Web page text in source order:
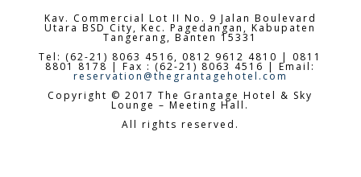
Kav. Commercial Lot II No. 9 Jalan Boulevard
Utara BSD City,Kec. Pagedangan, Kabupaten
Tangerang, Banten 15331
Tel: (62-21) 8063 4516, 0812 9612 4810 | 0811
8801 8178 | Fax : (62-21) 8063 4516 | Email:
reservation@thegrantagehotel.com
Copyright © 2017 The Grantage Hotel & Sky
Lounge – Meeting Hall.
All rights reserved.